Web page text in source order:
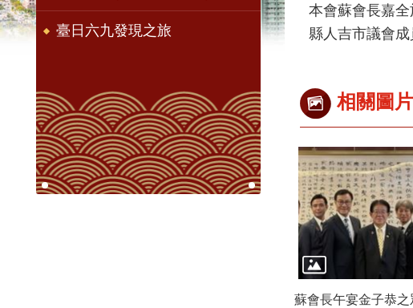
臺日六九發現之旅
本會蘇會長嘉
縣人吉市議會成
相關圖片
蘇會長午宴金子恭